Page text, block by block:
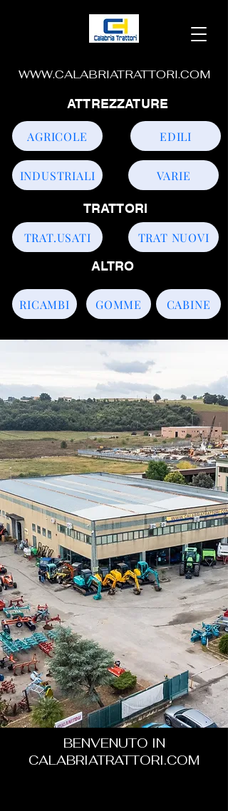
WWW.CALABRIATRATTORI.COM
TRAT.USATI TRAT NUOVI
INDUSTRIALI
AGRICOLE EDILI
VARIE
CABINE
GOMME
RICAMBI
ATTREZZATURE
TRATTORI
ALTRO
BENVENUTO IN
CALABRIATRATTORI.COM